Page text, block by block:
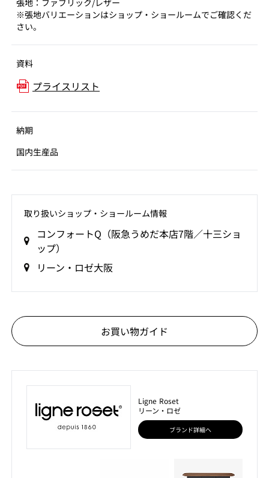
張地：ファブリック/レザー
※張地バリエーションはショップ・ショールームでご確認くだ
さい。
資料
プライスリスト
納期
国内生産品
取り扱いショップ‧ショールーム情報
コンフォートQ（阪急うめだ本店7階／十三ショ
ップ）
リーン・ロゼ大阪
お買い物ガイド
Ligne Roset
リーン・ロゼ
ブランド詳細へ